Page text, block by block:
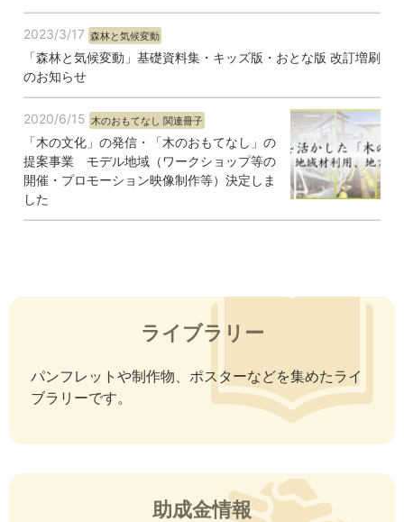
2023/3/17 森林と気候変動
「森林と気候変動」基礎資料集・キッズ版・おとな版 改訂増刷
のお知らせ
2020/6/15 木のおもてなし 関連冊子
「木の文化」の発信・「木のおもてなし」の
提案事業 モデル地域（ワークショップ等の
開催・プロモーション映像制作等）決定しま
した
ライブラリー
パンフレットや制作物、ポスターなどを集めたライ
ブラリーです。
助成金情報